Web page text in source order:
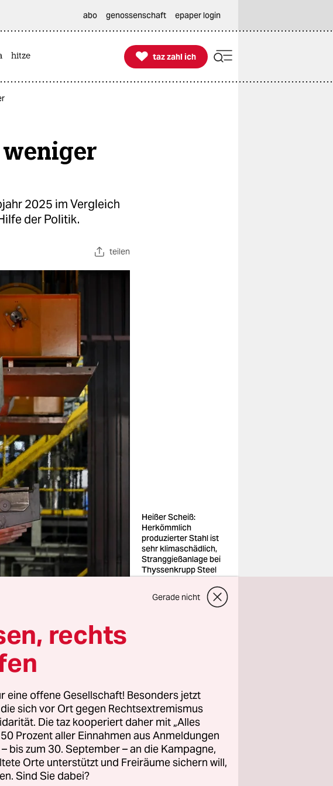
abo genossenschaft epaper login
hitze 
taz zahl ich
taz zahl ich
2025 im Vergleich
der Politik.
teilen
Heißer Scheiß:
Herkömmlich
produzierter Stahl ist
sehr klimaschädlich,
Stranggießanlage bei
Thyssenkrupp Steel
Foto: Federico
lag im ersten
Stahl am Freitag.
dramatisch,
auf das Niveau der
begründet,
Gerade nicht
rechts
eine offene Gesellschaft! Besonders jetzt
sich vor Ort gegen Rechtsextremismus
Die taz kooperiert daher mit „Alles
Prozent aller Einnahmen aus Anmeldungen
bis zum 30. September – an die Kampagne,
Orte unterstützt und Freiräume sichern will,
Sind Sie dabei?